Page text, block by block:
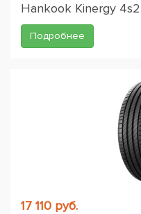
Hankook Kinergy
Подробнее
17 110 руб.